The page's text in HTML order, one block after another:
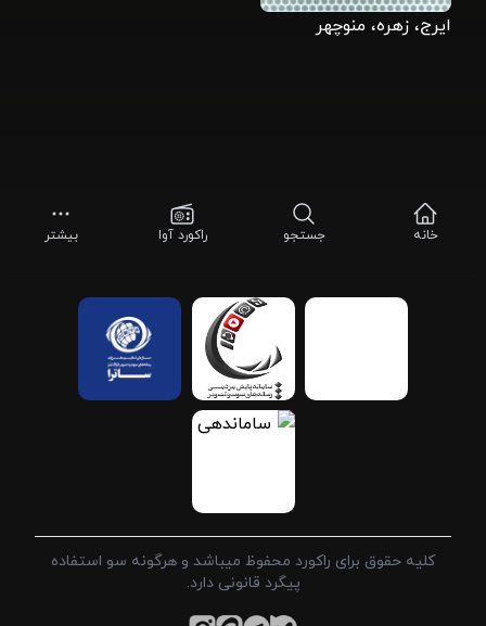
ایرج، زهره، منوچهر
خانه جستجو راکورد آوا بیشتر
کلیه حقوق برای راکورد محفوظ میباشد و هرگونه سو استفاده
پیگرد قانونی دارد.